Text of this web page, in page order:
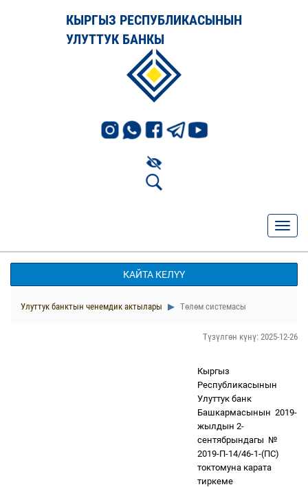
КЫРГЫЗ РЕСПУБЛИКАСЫНЫН
УЛУТТУК БАНКЫ
КАЙТА КЕЛҮҮ
Улуттук банктын ченемдик актылары Төлөм системасы
Түзүлгөн күнү: 2025-12-26
Кыргыз
Республикасынын
Улуттук банк
Башкармасынын 2019-
жылдын 2-
сентябрындагы №
2019-П-14/46-1-(ПС)
токтомуна карата
тиркеме